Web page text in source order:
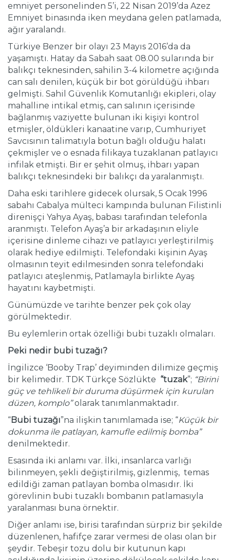
emniyet personelinden 5’i, 22 Nisan 2019’da Azez
Emniyet binasında iken meydana gelen patlamada,
ağır yaralandı.
Türkiye Benzer bir olayı 23 Mayıs 2016’da da
yaşamıştı. Hatay da Sabah saat 08.00 sularında bir
balıkçı teknesinden, sahilin 3-4 kilometre açığında
can salı denilen, küçük bir bot görüldüğü ihbarı
gelmişti. Sahil Güvenlik Komutanlığı ekipleri, olay
mahalline intikal etmiş, can salının içerisinde
bağlanmış vaziyette bulunan iki kişiyi kontrol
etmişler, öldükleri kanaatine varıp, Cumhuriyet
Savcısının talimatıyla botun bağlı olduğu halatı
çekmişler ve o esnada filikaya tuzaklanan patlayıcı
infilak etmişti. Bir er şehit olmuş, ihbarı yapan
balıkçı teknesindeki bir balıkçı da yaralanmıştı.
Daha eski tarihlere gidecek olursak, 5 Ocak 1996
sabahı Cabalya mülteci kampında bulunan Filistinli
direnişçi Yahya Ayaş, babası tarafından telefonla
aranmıştı. Telefon Ayaş’a bir arkadaşının eliyle
içerisine dinleme cihazı ve patlayıcı yerleştirilmiş
olarak hediye edilmişti. Telefondaki kişinin Ayaş
olmasının teyit edilmesinden sonra telefondaki
patlayıcı ateşlenmiş, Patlamayla birlikte Ayaş
hayatını kaybetmişti.
Günümüzde ve tarihte benzer pek çok olay
görülmektedir.
Bu eylemlerin ortak özelliği bubi tuzaklı olmaları.
Peki nedir bubi tuzağı?
İngilizce ‘Booby Trap’ deyiminden dilimize geçmiş
bir kelimedir. TDK Türkçe Sözlükte “tuzak”; “Birini
güç ve tehlikeli bir duruma düşürmek için kurulan
düzen, komplo”olarak tanımlanmaktadır.
“Bubi tuzağı”na ilişkin tanımlamada ise; “Küçük bir
dokunma ile patlayan, kamufle edilmiş bomba”
denilmektedir.
Esasında iki anlamı var. İlki, insanlarca varlığı
bilinmeyen, şekli değiştirilmiş, gizlenmiş, temas
edildiği zaman patlayan bomba olmasıdır. İki
görevlinin bubi tuzaklı bombanın patlamasıyla
yaralanması buna örnektir.
Diğer anlamı ise, birisi tarafından sürpriz bir şekilde
düzenlenen, hafifçe zarar vermesi de olası olan bir
şeydir. Tebeşir tozu dolu bir kutunun kapı